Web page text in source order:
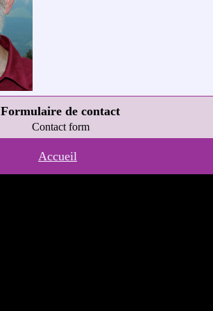
Formulaire de contact
Contact form
Accueil